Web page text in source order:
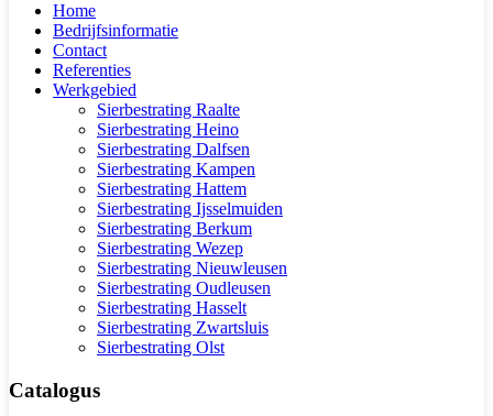
Home
Bedrijfsinformatie
Contact
Referenties
Werkgebied
Sierbestrating Raalte
Sierbestrating Heino
Sierbestrating Dalfsen
Sierbestrating Kampen
Sierbestrating Hattem
Sierbestrating Ijsselmuiden
Sierbestrating Berkum
Sierbestrating Wezep
Sierbestrating Nieuwleusen
Sierbestrating Oudleusen
Sierbestrating Hasselt
Sierbestrating Zwartsluis
Sierbestrating Olst
Catalogus